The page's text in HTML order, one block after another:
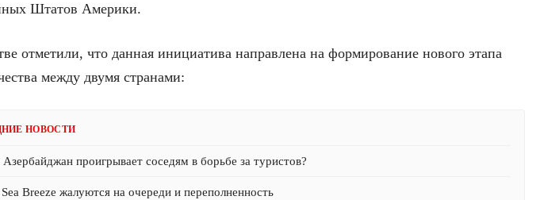
Штатов Америки.
отметили, что данная инициатива направлена на формирование нового этапа
между двумя странами:
НОВОСТИ
проигрывает соседям в борьбе за туристов?
Breeze жалуются на очереди и переполненность